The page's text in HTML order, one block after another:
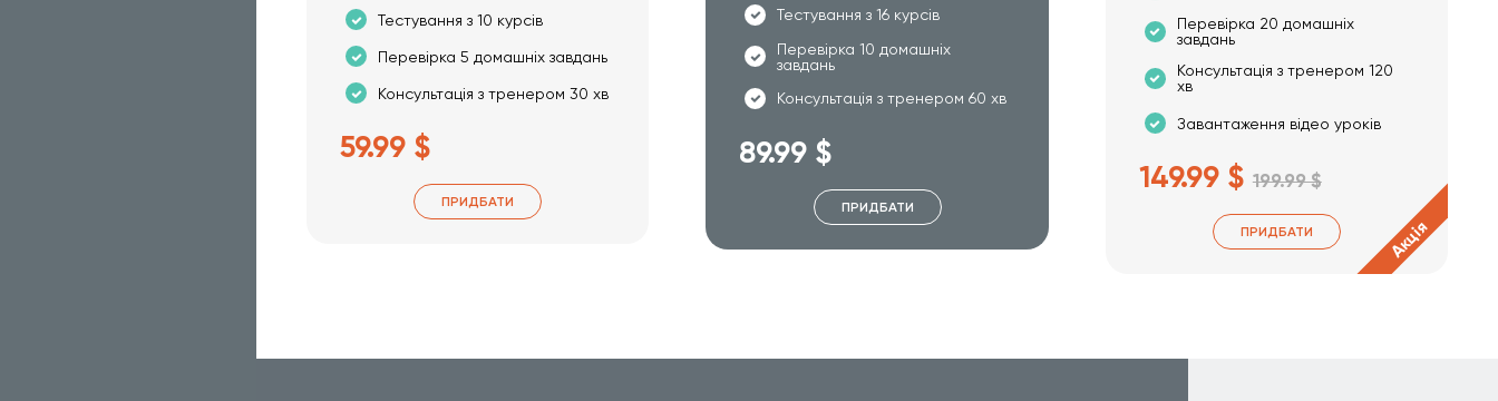
Тестування з 10 курсів
Перевірка 5 домашніх завдань
Консультація з тренером 30 хв
59.99 $
ПРИДБАТИ
Тестування з 16 курсів
Перевірка 10 домашніх
завдань
Консультація з тренером 60 хв
89.99 $
ПРИДБАТИ
Перевірка 20 домашніх
завдань
Консультація з тренером 120
хв
Завантаження відео уроків
149.99 $ 199.99 $
ПРИДБАТИ Акція